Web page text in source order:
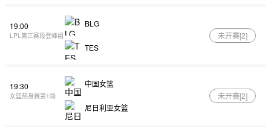
19:00
LPL第三赛段登峰组
BLG
TES
未开赛[2]
19:30
女篮热身赛第1场
中国女篮
尼日利亚女篮
未开赛[2]